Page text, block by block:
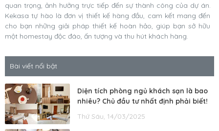
quan trọng, ảnh hưởng trực tiếp đến sự thành công của dự án.
Kekasa tự hào là đơn vị thiết kế hàng đầu, cam kết mang đến
cho bạn những giải pháp thiết kế hoàn hảo, giúp bạn sở hữu
một homestay độc đáo, ấn tượng và thu hút khách hàng.
Bài viết nổi bật
Diện tích phòng ngủ khách sạn là bao
nhiêu? Chủ đầu tư nhất định phải biết!
Thứ Sáu, 14/03/2025